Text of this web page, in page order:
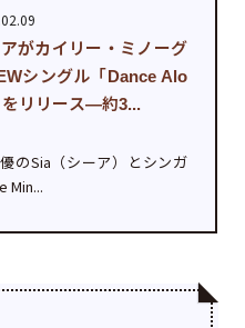
がカイリー・ミノーグ
シングル「Dance Alo
をリリース—約3...
のSia（シーア）とシンガ
Min...